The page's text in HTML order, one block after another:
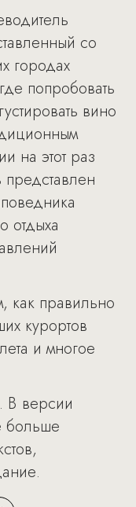
со
городах
попробовать
вино
на этот раз
отдыха
как правильно
курортов
и многое
В версии
больше